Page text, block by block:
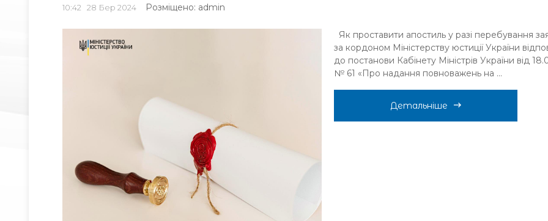
10:42 28 Бер 2024 Розміщено: admin
Як проставити апостиль у разі перебування
за кордоном Міністерству юстиції України
до постанови Кабінету Міністрів України від
№ 61 «Про надання повноважень на ...
Детальніше